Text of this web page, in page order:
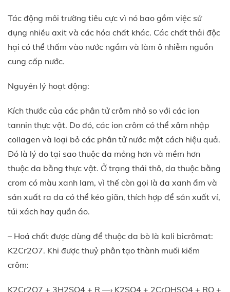
Tác động môi trường tiêu cực vì nó bao gồm việc sử
dụng nhiều axit và các hóa chất khác. Các chất thải độc
hại có thể thấm vào nước ngầm và làm ô nhiễm nguồn
cung cấp nước.
Nguyên lý hoạt động:
Kích thước của các phân tử crôm nhỏ so với các ion
tannin thực vật. Do đó, các ion crôm có thể xâm nhập
collagen và loại bỏ các phân tử nước một cách hiệu quả.
Đó là lý do tại sao thuộc da mỏng hơn và mềm hơn
thuộc da bằng thực vật. Ở trạng thái thô, da thuộc bằng
crom có màu xanh lam, vì thế còn gọi là da xanh ẩm và
sản xuất ra da có thể kéo giãn, thích hợp để sản xuất ví,
túi xách hay quần áo.
– Hoá chất được dùng để thuộc da bò là kali bicrômat:
K2Cr2O7. Khi được thuỷ phân tạo thành muối kiềm
crôm:
K2Cr2O7 + 3H2SO4 + R —› K2SO4 + 2CrOHSO4 + RO +